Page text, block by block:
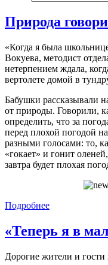
Природа
«Когда я была
Вокуева, методист
нетерпением ждала,
вертолете домой в
Бабушки рассказывали
от природы. Говорили,
определить, что за
перед плохой погодой
разными голосами: то,
«гокает» и гонит
завтра будет плохая
Подробнее
«Теперь я в
Дорогие жители и гости